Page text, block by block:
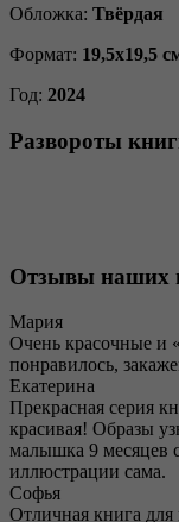
Обложка: Твёрдая
Формат: 19,5х19,5
Год: 2024
Развороты
Отзывы наших
Мария
Очень красочные и
понравилось,
Екатерина
Прекрасная серия
красивая! Образы
малышка 9 месяцев
иллюстрации сама.
Софья
Отличная книга